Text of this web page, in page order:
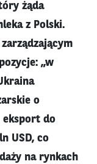
żąda
z Polski.
,,w
o
eksport do
USD, co
na rynkach